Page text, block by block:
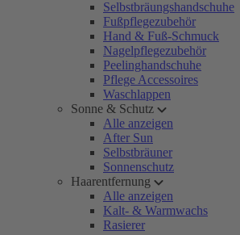
Selbstbräungshandschuhe
Fußpflegezubehör
Hand & Fuß-Schmuck
Nagelpflegezubehör
Peelinghandschuhe
Pflege Accessoires
Waschlappen
Sonne & Schutz
Alle anzeigen
After Sun
Selbstbräuner
Sonnenschutz
Haarentfernung
Alle anzeigen
Kalt- & Warmwachs
Rasierer